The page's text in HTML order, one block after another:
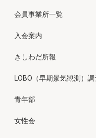
会員事業所一覧
入会案内
きしわだ所報
LOBO（早期景気観測）調
青年部
女性会